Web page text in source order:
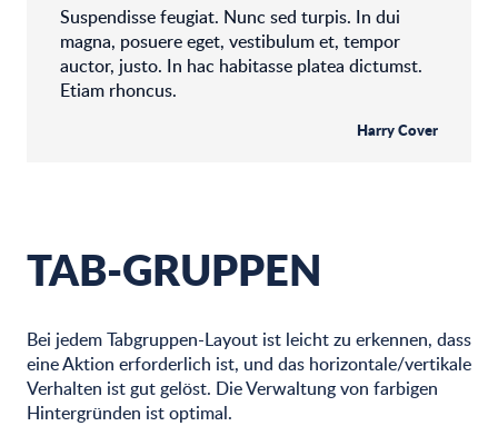
Suspendisse feugiat. Nunc sed turpis. In dui
magna, posuere eget, vestibulum et, tempor
auctor, justo. In hac habitasse platea dictumst.
Etiam rhoncus.
Harry Cover
TAB-GRUPPEN
Bei jedem Tabgruppen-Layout ist leicht zu erkennen, dass
eine Aktion erforderlich ist, und das horizontale/vertikale
Verhalten ist gut gelöst. Die Verwaltung von farbigen
Hintergründen ist optimal.